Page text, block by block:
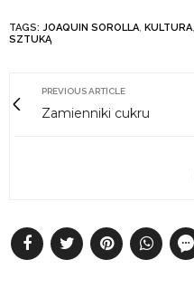
TAGS: JOAQUIN SOROLLA KULTURA
SZTUKĄ
PREVIOUS ARTICLE
Zamienniki cukru